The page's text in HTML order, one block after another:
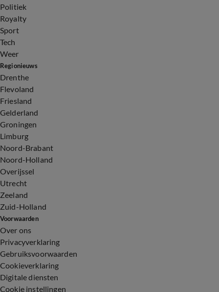
Politiek
Royalty
Sport
Tech
Weer
Regionieuws
Drenthe
Flevoland
Friesland
Gelderland
Groningen
Limburg
Noord-Brabant
Noord-Holland
Overijssel
Utrecht
Zeeland
Zuid-Holland
Voorwaarden
Over ons
Privacyverklaring
Gebruiksvoorwaarden
Cookieverklaring
Digitale diensten
Cookie instellingen